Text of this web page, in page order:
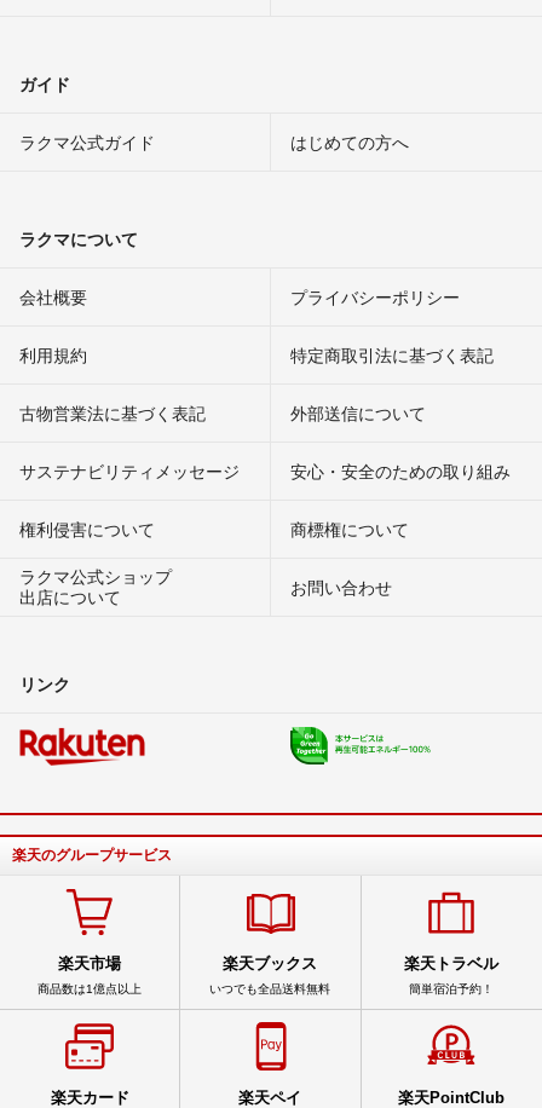
ガイド
ラクマ公式ガイド はじめての方へ
ラクマについて
会社概要 プライバシーポリシー
利用規約 特定商取引法に基づく表記
古物営業法に基づく表記 外部送信について
サステナビリティメッセージ 安心・安全のための取り組み
権利侵害について
商標権について
ラクマ公式ショップ
出店について
お問い合わせ
リンク
楽天のグループサービス
楽天市場
商品数は1億点以上
楽天ブックス
いつでも全品送料無料
楽天トラベル
簡単宿泊予約！
楽天カード 楽天ペイ 楽天PointClub